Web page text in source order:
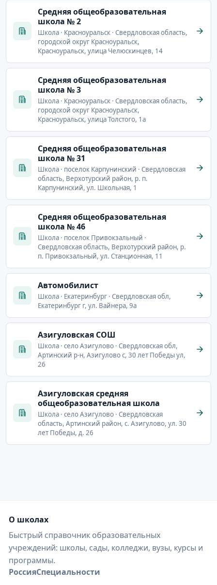
Cредняя общеобразовательная
школа № 2
Школа · Красноуральск · Свердловская область,
городской округ Красноуральск,
Красноуральск, улица Челюскинцев, 14
Cредняя общеобразовательная
школа № 3
Школа · Красноуральск · Свердловская область,
городской округ Красноуральск,
Красноуральск, улица Толстого, 1а
Cредняя общеобразовательная
школа № 31
Школа · поселок Карпунинский · Свердловская
область, Верхотурский район, р. п.
Карпунинский, ул. Школьная, 1
Cредняя общеобразовательная
школа № 46
Школа · поселок Привокзальный ·
Свердловская область, Верхотурский район, р.
п. Привокзальный, ул. Станционная, 11
Автомобилист
Школа · Екатеринбург · Свердловская обл,
Екатеринбург г, ул. Вайнера, 9а
Азигуловская СОШ
Школа · село Азигулово · Свердловская обл,
Артинский р-н, Азигулово с, 30 лет Победы ул,
26
Азигуловская средняя
общеобразовательная школа
Школа · село Азигулово · Свердловская
область, Артинский район, с. Азигулово, ул. 30
лет Победы, д. 26
О школах
Быстрый справочник образовательных
учреждений: школы, сады, колледжи, вузы, курсы и
программы.
РоссияСпециальности